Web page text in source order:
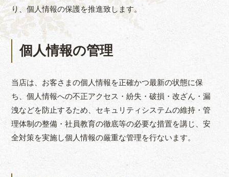
り、個人情報の保護を推進致します。
個人情報の管理
当店は、お客さまの個人情報を正確かつ最新の状態に保
ち、個人情報への不正アクセス・紛失・破損・改ざん・漏
洩などを防止するため、セキュリティシステムの維持・管
理体制の整備・社員教育の徹底等の必要な措置を講じ、安
全対策を実施し個人情報の厳重な管理を行ないます。